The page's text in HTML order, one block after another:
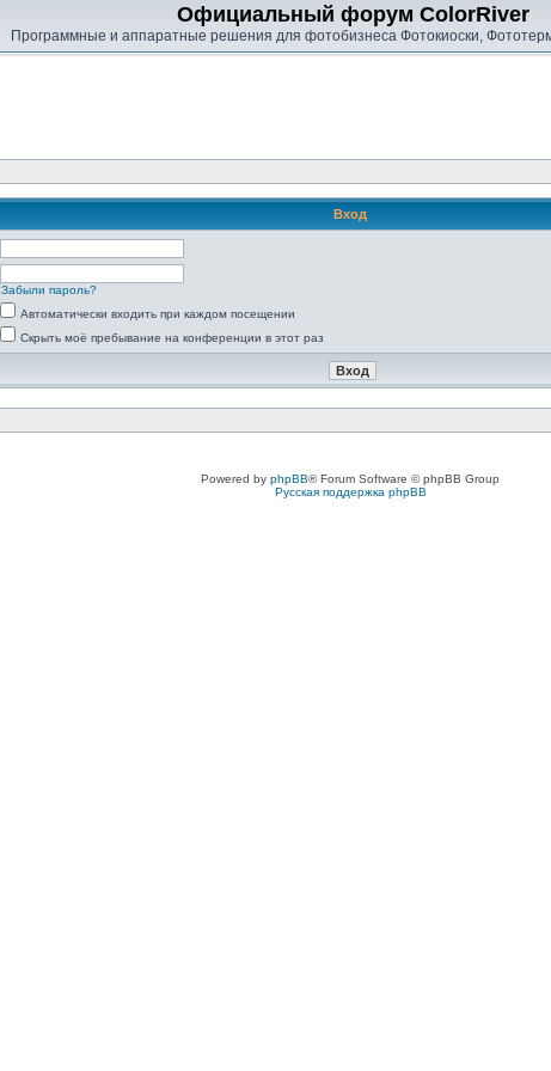
Официальный форум ColorRiver
Программные и аппаратные решения для фотобизнеса Фотокиоски,
Вход
Забыли пароль?
Автоматически входить при каждом посещении
Скрыть моё пребывание на конференции в этот раз
Powered by phpBB® Forum Software © phpBB Group
Русская поддержка phpBB